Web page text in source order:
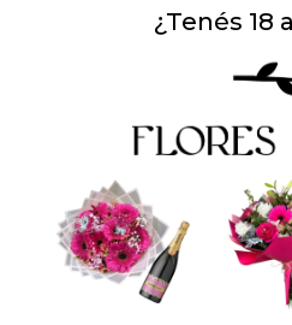
Dejá tu
NOMBRE
¿Tenés 18